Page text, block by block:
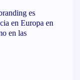
es
en Europa en
en las